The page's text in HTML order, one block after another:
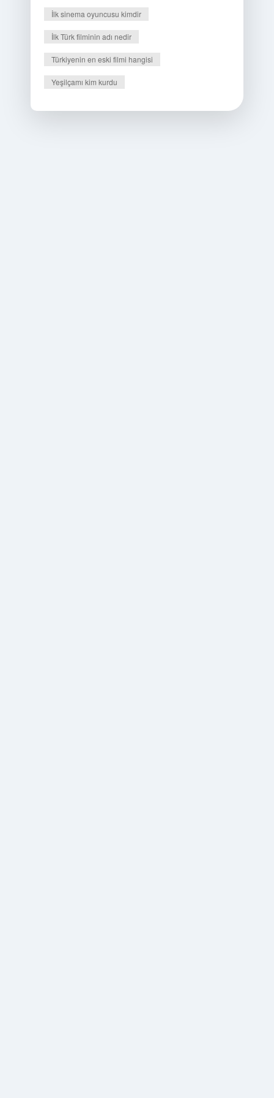
İlk sinema oyuncusu kimdir
İlk Türk filminin adı nedir
Türkiyenin en eski filmi hangisi
Yeşilçamı kim kurdu